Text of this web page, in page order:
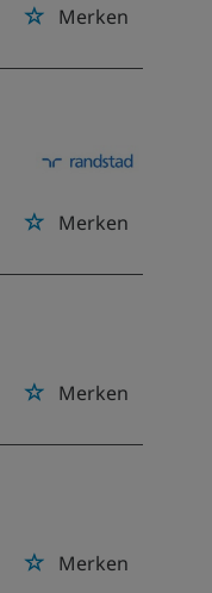
Merken
Merken
Merken
Merken